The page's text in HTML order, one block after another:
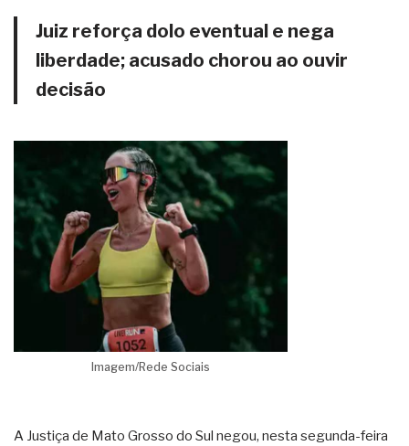
Juiz reforça dolo eventual e nega
liberdade; acusado chorou ao ouvir
decisão
Imagem/Rede Sociais
A Justiça de Mato Grosso do Sul negou, nesta segunda-feira